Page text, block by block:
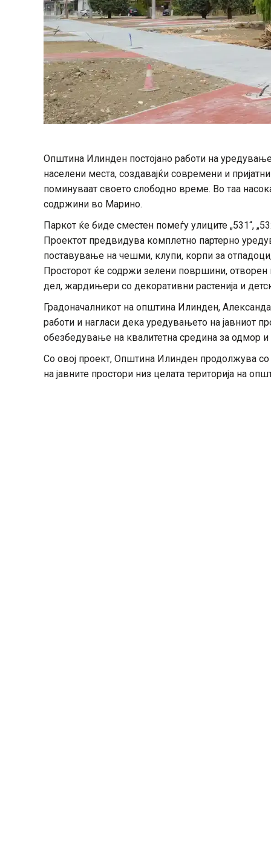
Општина Илинден постојано работи на уредување
населени места, создавајќи современи и
поминуваат своето слободно време. Во таа
содржини во Марино.
Паркот ќе биде сместен помеѓу улиците „531“,
Проектот предвидува комплетно партерно
поставување на чешми, клупи, корпи за
Просторот ќе содржи зелени површини, отворен
дел, жардињери со декоративни растенија и
Градоначалникот на општина Илинден,
работи и нагласи дека уредувањето на јавниот
обезбедување на квалитетна средина за одмор и
Со овој проект, Општина Илинден продолжува
на јавните простори низ целата територија на